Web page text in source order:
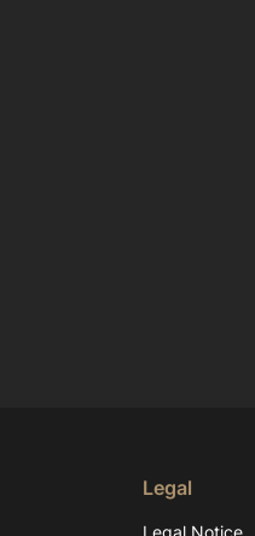
Legal
Legal Notice